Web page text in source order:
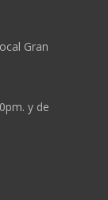
Gran
y de